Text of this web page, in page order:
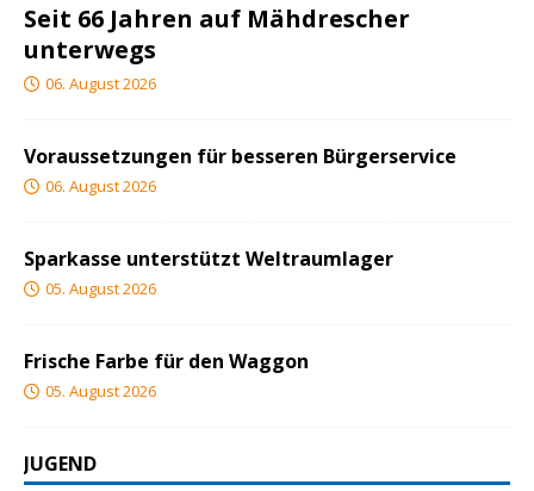
Seit 66 Jahren auf Mähdrescher
unterwegs
06. August 2026
Voraussetzungen für besseren Bürgerservice
06. August 2026
Sparkasse unterstützt Weltraumlager
05. August 2026
Frische Farbe für den Waggon
05. August 2026
JUGEND